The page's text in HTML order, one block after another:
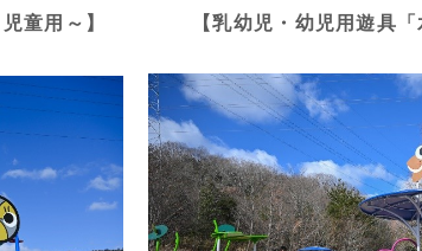
児童用～】 【乳幼児・幼児用遊具「水